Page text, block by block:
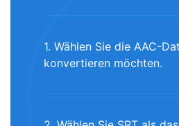
1. Wählen Sie die AAC-
konvertieren möchten.